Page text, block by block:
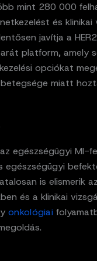
mint 280 000
és
javítja a
platform, amely
opciókat
miatt
egészségügyi MI-
egészségügyi
is elismerik
és a klinikai
onkológiai